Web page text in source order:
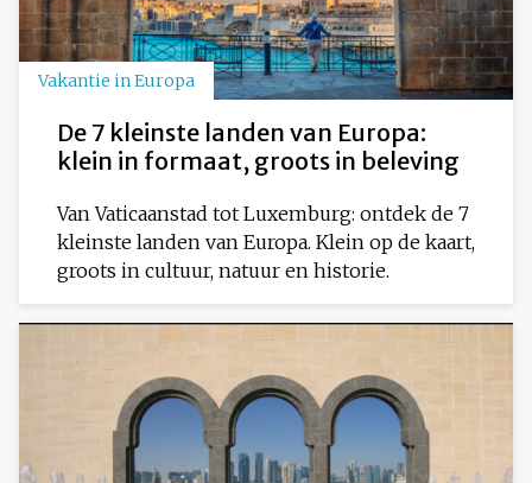
Vakantie in Europa
De 7 kleinste landen van Europa:
klein in formaat, groots in beleving
Van Vaticaanstad tot Luxemburg: ontdek de 7
kleinste landen van Europa. Klein op de kaart,
groots in cultuur, natuur en historie.